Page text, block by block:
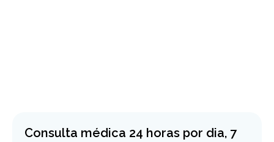
Consulta médica 24 horas por dia, 7